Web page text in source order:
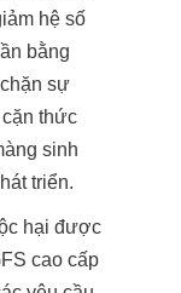
hệ số
bằng
sự
thức
sinh
triển.
hại được
cao cấp